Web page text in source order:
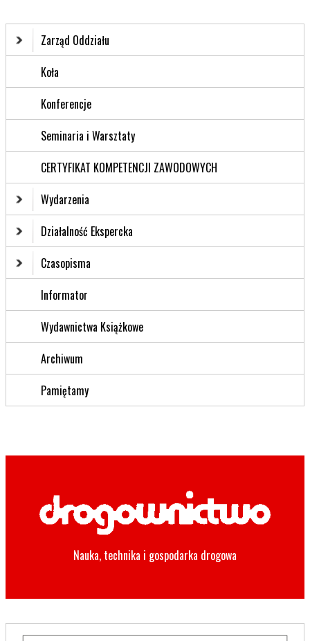
Zarząd Oddziału
Koła
Konferencje
Seminaria i Warsztaty
CERTYFIKAT KOMPETENCJI ZAWODOWYCH
Wydarzenia
Działalność Ekspercka
Czasopisma
Informator
Wydawnictwa Książkowe
Archiwum
Pamiętamy
Nauka, technika i gospodarka drogowa